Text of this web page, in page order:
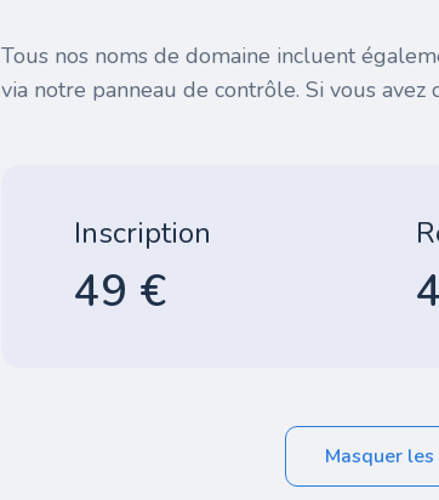
Tous nos noms de domaine incluent
via notre panneau de contrôle. Si vous
Inscription
49 €
Masquer